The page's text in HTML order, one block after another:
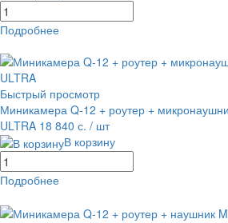
Подробнее
Быстрый просмотр
Миникамера Q-12 + роутер +
ULTRA 18 840 с. / шт
В корзину
Подробнее